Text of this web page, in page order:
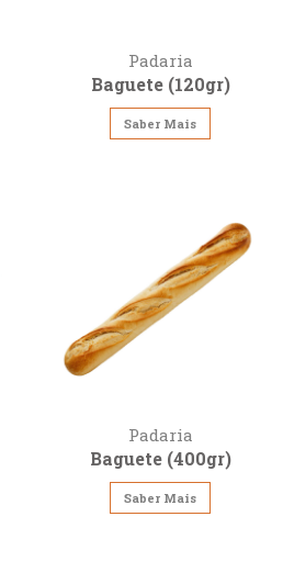
Padaria
Baguete (120gr)
Saber Mais
Padaria
Baguete (400gr)
Saber Mais